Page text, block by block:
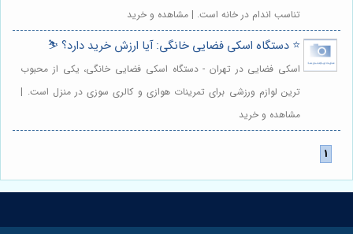
تناسب اندام در خانه است. | مشاهده و خرید
⭐️ دستگاه اسکی فضایی خانگی: آیا ارزش خرید دارد؟ ⛷️
اسکی فضایی در تهران - دستگاه اسکی فضایی خانگی، یکی از محبوب
ترین لوازم ورزشی برای تمرینات هوازی و کالری سوزی در منزل است. |
مشاهده و خرید